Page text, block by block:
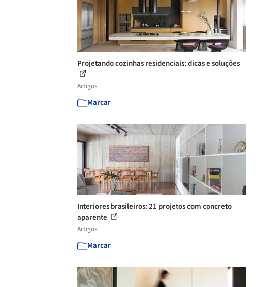
Projetando cozinhas residenciais: dicas e soluções
Artigos
Marcar
Interiores brasileiros: 21 projetos com concreto
aparente
Artigos
Marcar